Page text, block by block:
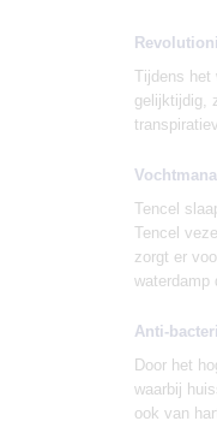
Tijdens het
gelijktijdig,
Tencel
Tencel
zorgt er
waterdamp
Anti-
Door het
waarbij
ook van